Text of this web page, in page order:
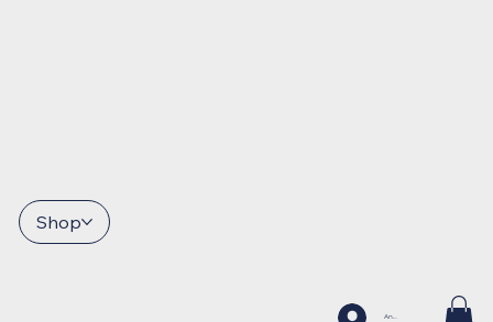
Shop
Anmelden